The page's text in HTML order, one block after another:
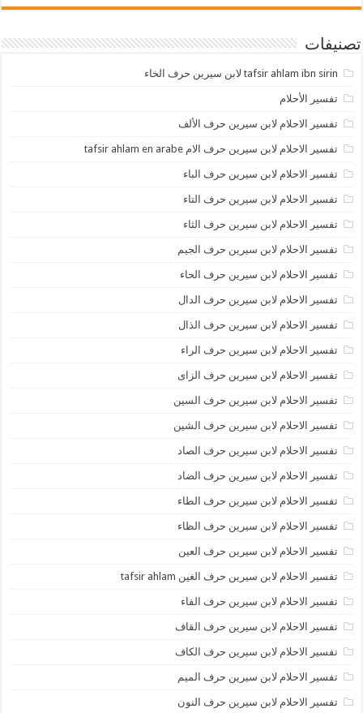
تصنيفات
tafsir ahlam ibn sirin لابن سيرين حرف الخاء
تفسير الأحلام
تفسير الاحلام لابن سيرين حرف الألف
تفسير الاحلام لابن سيرين حرف الام tafsir ahlam en arabe
تفسير الاحلام لابن سيرين حرف الباء
تفسير الاحلام لابن سيرين حرف التاء
تفسير الاحلام لابن سيرين حرف الثاء
تفسير الاحلام لابن سيرين حرف الجيم
تفسير الاحلام لابن سيرين حرف الحاء
تفسير الاحلام لابن سيرين حرف الدال
تفسير الاحلام لابن سيرين حرف الذال
تفسير الاحلام لابن سيرين حرف الراء
تفسير الاحلام لابن سيرين حرف الزاى
تفسير الاحلام لابن سيرين حرف السين
تفسير الاحلام لابن سيرين حرف الشين
تفسير الاحلام لابن سيرين حرف الصاد
تفسير الاحلام لابن سيرين حرف الضاد
تفسير الاحلام لابن سيرين حرف الطاء
تفسير الاحلام لابن سيرين حرف الظاء
تفسير الاحلام لابن سيرين حرف العين
تفسير الاحلام لابن سيرين حرف الغين tafsir ahlam
تفسير الاحلام لابن سيرين حرف الفاء
تفسير الاحلام لابن سيرين حرف القاف
تفسير الاحلام لابن سيرين حرف الكاف
تفسير الاحلام لابن سيرين حرف الميم
تفسير الاحلام لابن سيرين حرف النون